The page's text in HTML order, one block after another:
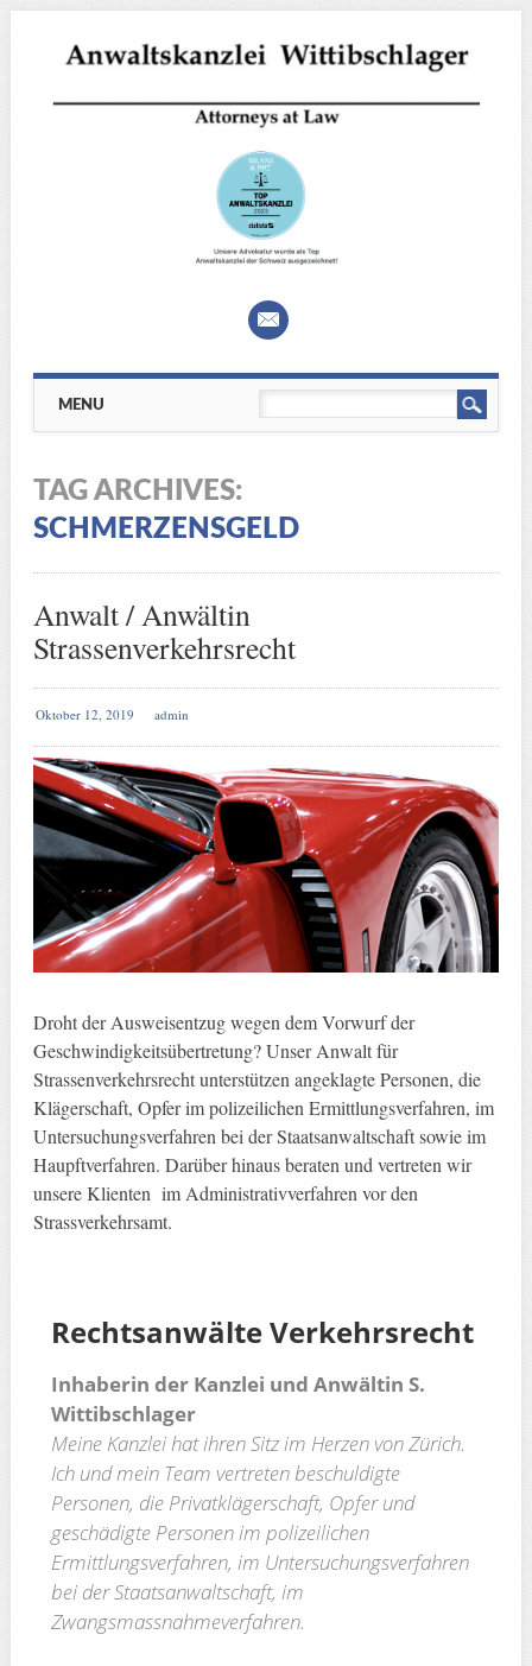
Main menu
MENU
TAG ARCHIVES:
SCHMERZENSGELD
Anwalt / Anwältin
Strassenverkehrsrecht
Oktober 12, 2019 admin
Droht der Ausweisentzug wegen dem Vorwurf der
Geschwindigkeitsübertretung? Unser Anwalt für
Strassenverkehrsrecht unterstützen angeklagte Personen, die
Klägerschaft, Opfer im polizeilichen Ermittlungsverfahren, im
Untersuchungsverfahren bei der Staatsanwaltschaft sowie im
Haupftverfahren. Darüber hinaus beraten und vertreten wir
unsere Klienten im Administrativverfahren vor den
Strassverkehrsamt.
RechtsanwälteVerkehrsrecht
Inhaberin der Kanzlei und Anwältin S.
Wittibschlager
Meine Kanzlei hat ihren Sitz im Herzen von Zürich.
Ich und mein Team vertreten beschuldigte
Personen, die Privatklägerschaft, Opfer und
geschädigte Personen im polizeilichen
Ermittlungsverfahren, im Untersuchungsverfahren
bei der Staatsanwaltschaft, im
Zwangsmassnahmeverfahren.